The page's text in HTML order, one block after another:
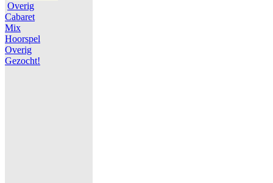
Overig
Cabaret
Mix
Hoorspel
Overig
Gezocht!